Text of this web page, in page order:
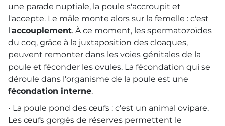
une parade nuptiale, la poule s'accroupit et
l'accepte. Le mâle monte alors sur la femelle : c'est
l'accouplement. À ce moment, les spermatozoïdes
du coq, grâce à la juxtaposition des cloaques,
peuvent remonter dans les voies génitales de la
poule et féconder les ovules. La fécondation qui se
déroule dans l'organisme de la poule est une
fécondation interne.
• La poule pond des œufs : c'est un animal ovipare.
Les œufs gorgés de réserves permettent le